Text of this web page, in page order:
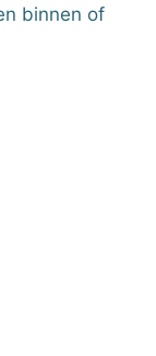
binnen of